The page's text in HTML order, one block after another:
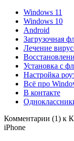
Windows 11
Windows 10
Android
Загрузочная
Лечение
Установка с
Настройка
Всё про
В контакте
Комментарии (1) к
iPhone